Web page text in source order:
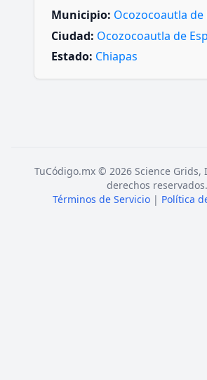
Municipio: Ocozocoautla de
Ciudad: Ocozocoautla de
Estado: Chiapas
TuCódigo.mx © 2026 Science Grids,
derechos reservados.
Términos de Servicio | Política